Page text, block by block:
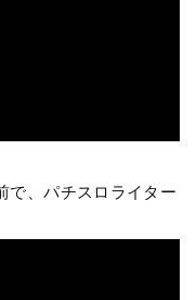
で、パチスロライター